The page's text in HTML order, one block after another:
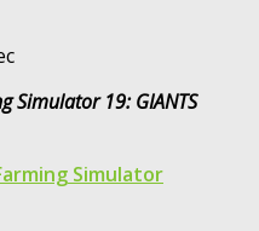
19: GIANTS
Simulator